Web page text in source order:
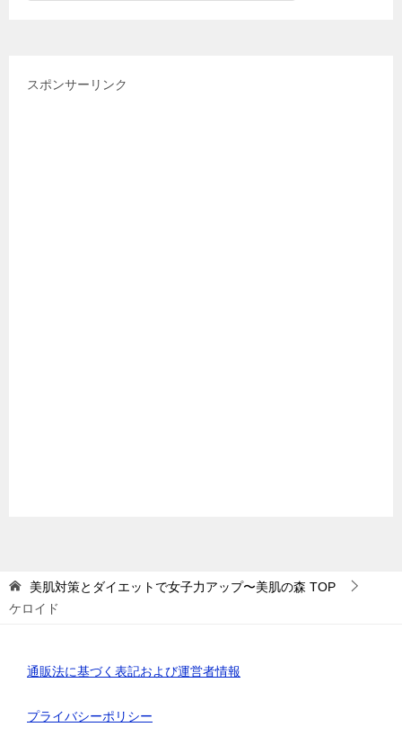
スポンサーリンク
美肌対策とダイエットで女子力アップ〜美肌の森 TOP
ケロイド
通販法に基づく表記および運営者情報
プライバシーポリシー